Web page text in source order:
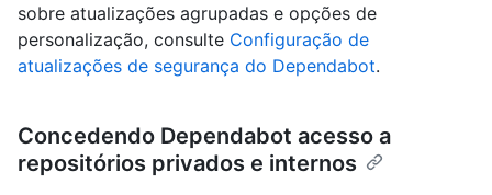
sobre atualizações agrupadas e opções de
personalização, consulte Configuração de
atualizações de segurança do Dependabot.
Concedendo Dependabot acesso a
repositórios privados e internos